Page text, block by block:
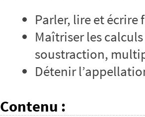
Parler, lire et écrire
Maîtriser les
soustraction,
Détenir
Contenu :